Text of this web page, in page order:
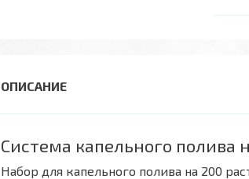
Система капельного полива
Набор для капельного полива на 200